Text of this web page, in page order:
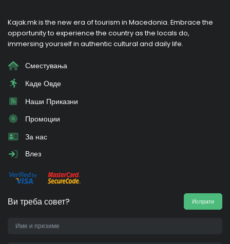
Kajak.mk is the new era of tourism in Macedonia. Embrace the
opportunity to experience the country as the locals do,
immersing yourself in authentic cultural and daily life.
Сместувања
Каде Овде
Наши Приказни
Промоции
За нас
Влез
Ви треба совет? Испрати